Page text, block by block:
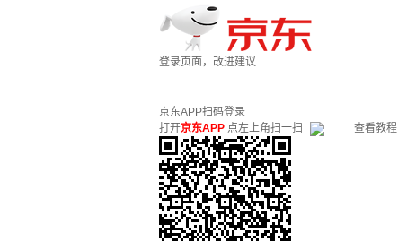
登录页面，改进建议
京东APP扫码登录
打开京东APP 点左上角扫一扫 查看教程